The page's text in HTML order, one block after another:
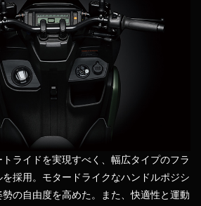
ライドを実現すべく、幅広タイプのフラ
採用。モタードライクなハンドルポジシ
勢の自由度を高めた。また、快適性と運動